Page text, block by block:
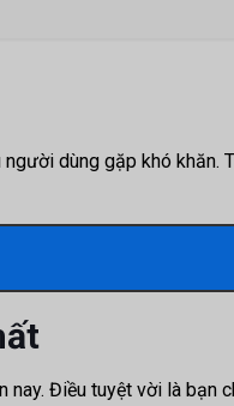
dùng gặp khó khăn.
Điều tuyệt vời là bạn